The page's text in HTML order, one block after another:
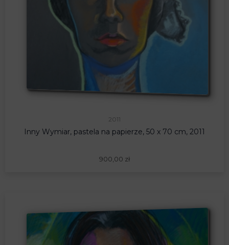
2011
Inny Wymiar, pastela na papierze, 50 x 70 cm, 2011
900,00 zł